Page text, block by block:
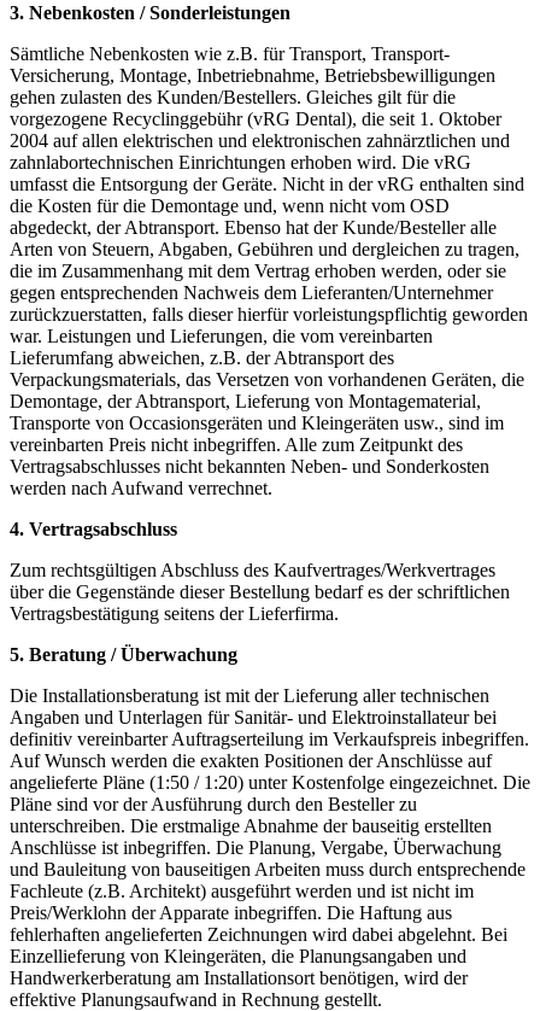
3. Nebenkosten / Sonderleistungen
Sämtliche Nebenkosten wie z.B. für Transport, Transport-
Versicherung, Montage, Inbetriebnahme, Betriebsbewilligungen
gehen zulasten des Kunden/Bestellers. Gleiches gilt für die
vorgezogene Recyclinggebühr (vRG Dental), die seit 1. Oktober
2004 auf allen elektrischen und elektronischen zahnärztlichen und
zahnlabortechnischen Einrichtungen erhoben wird. Die vRG
umfasst die Entsorgung der Geräte. Nicht in der vRG enthalten sind
die Kosten für die Demontage und, wenn nicht vom OSD
abgedeckt, der Abtransport. Ebenso hat der Kunde/Besteller alle
Arten von Steuern, Abgaben, Gebühren und dergleichen zu tragen,
die im Zusammenhang mit dem Vertrag erhoben werden, oder sie
gegen entsprechenden Nachweis dem Lieferanten/Unternehmer
zurückzuerstatten, falls dieser hierfür vorleistungspflichtig geworden
war. Leistungen und Lieferungen, die vom vereinbarten
Lieferumfang abweichen, z.B. der Abtransport des
Verpackungsmaterials, das Versetzen von vorhandenen Geräten, die
Demontage, der Abtransport, Lieferung von Montagematerial,
Transporte von Occasionsgeräten und Kleingeräten usw., sind im
vereinbarten Preis nicht inbegriffen. Alle zum Zeitpunkt des
Vertragsabschlusses nicht bekannten Neben- und Sonderkosten
werden nach Aufwand verrechnet.
4. Vertragsabschluss
Zum rechtsgültigen Abschluss des Kaufvertrages/Werkvertrages
über die Gegenstände dieser Bestellung bedarf es der schriftlichen
Vertragsbestätigung seitens der Lieferfirma.
5. Beratung / Überwachung
Die Installationsberatung ist mit der Lieferung aller technischen
Angaben und Unterlagen für Sanitär- und Elektroinstallateur bei
definitiv vereinbarter Auftragserteilung im Verkaufspreis inbegriffen.
Auf Wunsch werden die exakten Positionen der Anschlüsse auf
angelieferte Pläne (1:50 / 1:20) unter Kostenfolge eingezeichnet. Die
Pläne sind vor der Ausführung durch den Besteller zu
unterschreiben. Die erstmalige Abnahme der bauseitig erstellten
Anschlüsse ist inbegriffen. Die Planung, Vergabe, Überwachung
und Bauleitung von bauseitigen Arbeiten muss durch entsprechende
Fachleute (z.B. Architekt) ausgeführt werden und ist nicht im
Preis/Werklohn der Apparate inbegriffen. Die Haftung aus
fehlerhaften angelieferten Zeichnungen wird dabei abgelehnt. Bei
Einzellieferung von Kleingeräten, die Planungsangaben und
Handwerkerberatung am Installationsort benötigen, wird der
effektive Planungsaufwand in Rechnung gestellt.